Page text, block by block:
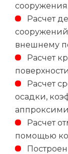
сооружения.
Расчет
внешнему
Расчет
Расчет
осадки,
Расчет
помощью